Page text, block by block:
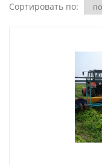
Сортировать по: